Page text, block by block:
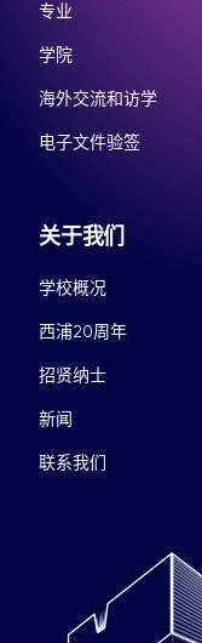
专业
学院
海外交流和访学
电子文件验签
关于我们
学校概况
西浦20周年
招贤纳士
新闻
联系我们